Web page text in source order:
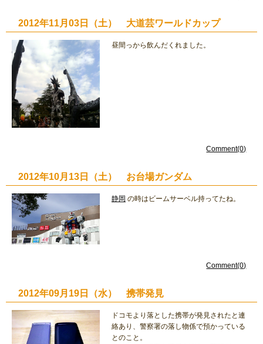
2012年11月03日（土） 大道芸ワールドカップ
昼間っから飲んだくれました。
Comment(0)
2012年10月13日（土） お台場ガンダム
静岡 の時はビームサーベル持ってたね。
Comment(0)
2012年09月19日（水） 携帯発見
ドコモより落とした携帯が発見されたと連
絡あり、警察署の落し物係で預かっている
とのこと。